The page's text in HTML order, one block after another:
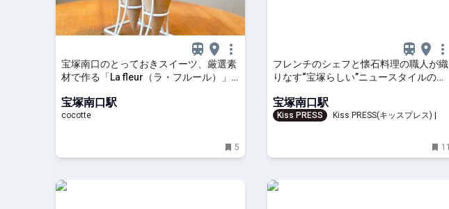
宝塚南口のとっておきスイーツ、厳選素
材で作る「La fleur（ラ・フルール）」
宝塚南口駅
cocotte
5
フレンチのシェフと懐石料理の職人が織
りなす“宝塚らしい”ニュースタイルの鮨
宝塚南口駅
Kiss PRESS
Kiss PRESS(キッスプレス) | 街
11